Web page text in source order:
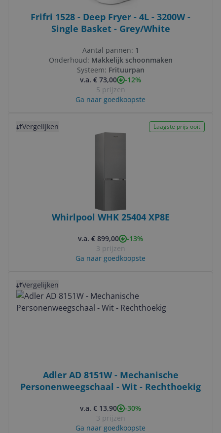
Frifri 1528 - Deep Fryer - 4L - 3200W -
Single Basket - Grey/White
Aantal pannen: 1
Onderhoud: Makkelijk schoonmaken
Systeem: Frituurpan
v.a. € 73,00
-12%
5 prijzen
Ga naar goedkoopste
Vergelijken Laagste prijs ooit
Whirlpool WHK 25404 XP8E
v.a. € 899,00
-13%
3 prijzen
Ga naar goedkoopste
Vergelijken
Adler AD 8151W - Mechanische
Personenweegschaal - Wit - Rechthoekig
v.a. € 13,90
-30%
3 prijzen
Ga naar goedkoopste